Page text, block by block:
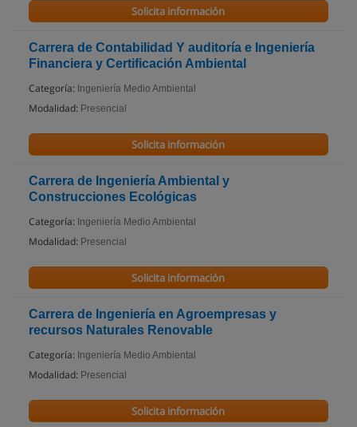
Solicita información
Carrera de Contabilidad Y auditoría e Ingeniería
Financiera y Certificación Ambiental
Categoría: Ingeniería Medio Ambiental
Modalidad: Presencial
Solicita información
Carrera de Ingeniería Ambiental y
Construcciones Ecológicas
Categoría: Ingeniería Medio Ambiental
Modalidad: Presencial
Solicita información
Carrera de Ingeniería en Agroempresas y
recursos Naturales Renovable
Categoría: Ingeniería Medio Ambiental
Modalidad: Presencial
Solicita información